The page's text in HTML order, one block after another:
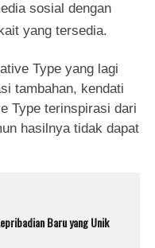
sosial dengan
yang tersedia.
Type yang lagi
tambahan, kendati
Type terinspirasi dari
hasilnya tidak dapat
Baru yang Unik